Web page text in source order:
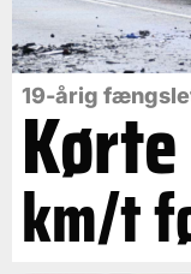
19-årig
km/t